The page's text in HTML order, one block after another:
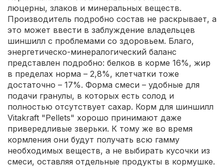
люцерны, злаков и минеральных веществ.
Производитель подробно состав не раскрывает, а
это может ввести в заблуждение владельцев
шиншилл с проблемами со здоровьем. Благо,
энергетическо-минералогический баланс
представлен подробно: белков в корме 16%, жир
в пределах норма – 2,8%, клетчатки тоже
достаточно – 17%. Форма смеси – удобные для
подачи гранулы, в которых есть солод и
полностью отсутствует сахар. Корм для шиншилл
Vitakraft "Pellets" хорошо принимают даже
привередливые зверьки. К тому же во время
кормления они будут получать всю гамму
необходимых веществ, а не выбирать кусочки из
смеси, оставляя отдельные продукты в кормушке.